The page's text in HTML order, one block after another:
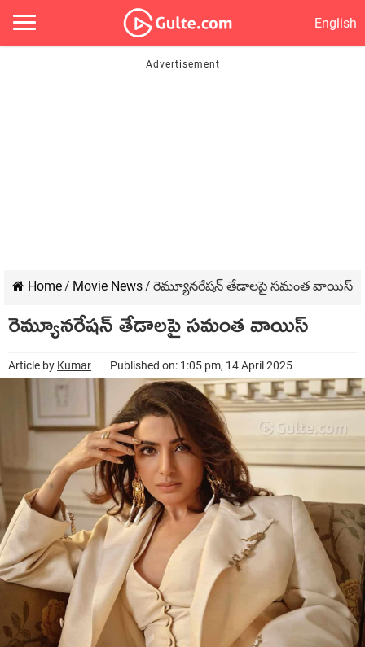
English
Home/ Movie News/ రెమ్యూనరేషన్ తేడాలపై సమంత వాయిస్
రెమ్యూనరేషన్ తేడాలపై సమంత వాయిస్
Article by Kumar Published on: 1:05 pm, 14 April 2025